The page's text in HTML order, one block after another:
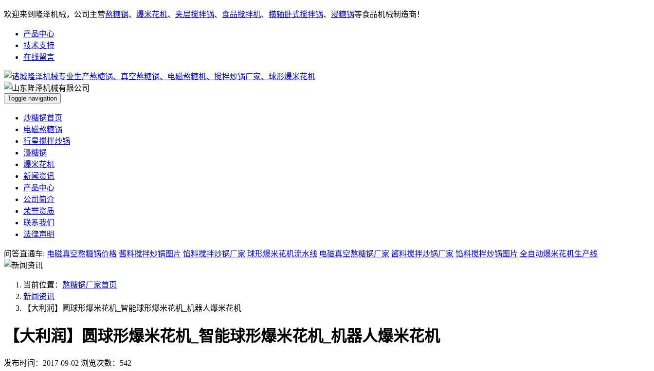
欢迎来到隆泽机械，公司主营熬糖锅、 爆米花机、 夹层搅拌锅、 食品搅拌机、 横轴卧式搅拌锅、 浸糖锅等食品机械制造商！
产品中心
技术支持
在线留言
Toggle navigation
炒糖锅首页
电磁熬糖锅
行星搅拌炒锅
浸糖锅
爆米花机
新闻资讯
产品中心
公司简介
荣誉资质
联系我们
法律声明
问答直通车: 电磁真空熬糖锅价格 酱料搅拌炒锅图片 馅料搅拌炒锅厂家 球形爆米花机流水线 电磁真空熬糖锅厂家 酱料搅拌炒锅厂家 馅料搅拌炒锅图片 全自动爆米花机生产线
当前位置： 熬糖锅厂家首页
新闻资讯
【大利润】圆球形爆米花机_智能球形爆米花机_机器人爆米花机
【大利润】圆球形爆米花机_智能球形爆米花机_机器人爆米花机
发布时间：2017-09-02 浏览次数：542